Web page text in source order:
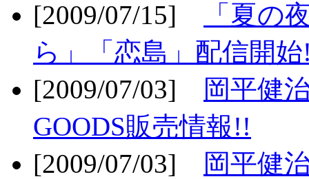
[2009/07/15]
「夏の
ら」「恋島」配信開
[2009/07/03]
岡平健
GOODS販売情報!!
[2009/07/03]
岡平健